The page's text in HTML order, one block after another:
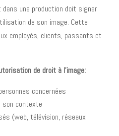
une production doit signer
de son image. Cette
employés, clients, passants et
de droit à l'image:
concernées
son contexte
(web, télévision, réseaux